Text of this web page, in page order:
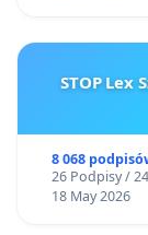
STOP Lex
8 068
26 Podpisy /
18 May 2026